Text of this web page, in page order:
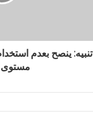
تنبيه: ينصح بعدم
مستوى